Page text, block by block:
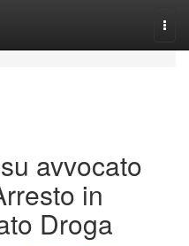
avvocato
in
Droga